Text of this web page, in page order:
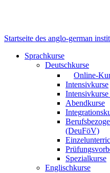
Startseite des anglo-german
Sprachkurse
Deutschkurse
Online-
Intensivkurse
Intensivkurse
Abendkurse
(DeuFöV)
Spezialkurse
Englischkurse